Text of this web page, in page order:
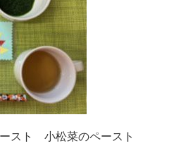
スト 小松菜のペースト